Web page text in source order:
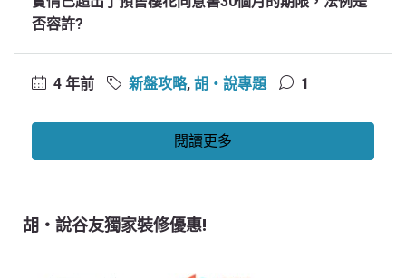
否容許?
4 年前 新盤攻略, 胡‧說專題 1
閱讀更多
胡‧說谷友獨家裝修優惠!